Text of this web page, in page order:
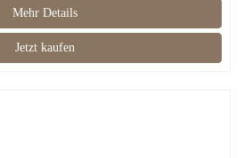
Mehr Details
Jetzt kaufen